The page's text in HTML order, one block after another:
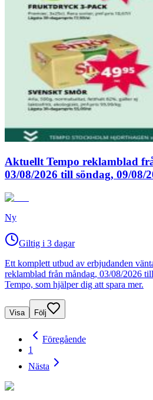
Aktuellt Tempo reklamblad
03/08/2026 till söndag, 09/08/
Ny
Giltig i 3 dagar
Ett komplett utbud av erbjudanden
reklamblad från måndag, 03/08/2026
Tempo, som hjälper dig att spara mer.
Visa Följ
Föregående
1
Nästa